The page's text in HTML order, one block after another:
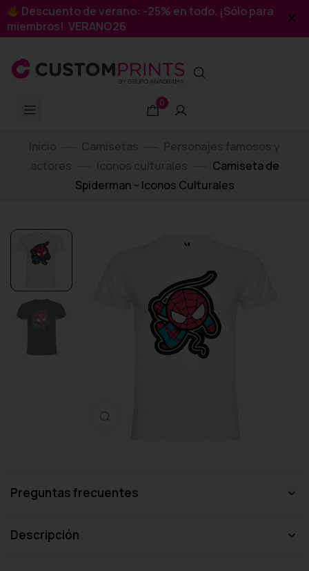
Descuento de verano: -25% en todo. ¡Sólo para
miembros! VERANO26
0
Inicio Camisetas
Personajes famosos y
actores
Iconos culturales
Camiseta de
Spiderman – Iconos Culturales
Preguntas frecuentes
Descripción